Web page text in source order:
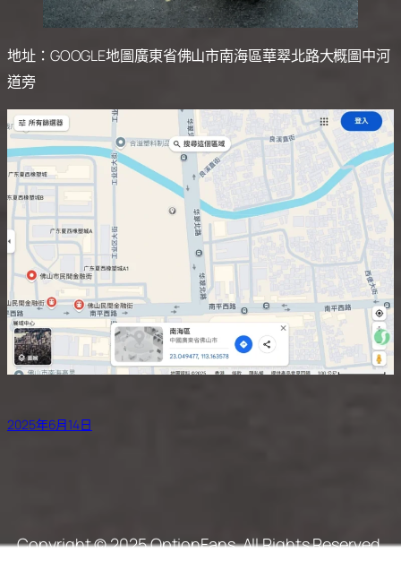
地址：GOOGLE地圖廣東省佛山市南海區華翠北路大概圖中河
道旁
2025年6月14日
Copyright © 2025 OptionFans. All Rights Reserved.